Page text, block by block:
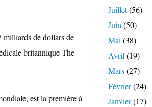
milliards de dollars de
britannique The
est la première à
Juillet(56)
Juin (50)
Mai (38)
Avril (19)
Mars(27)
Février(24)
Janvier(17)